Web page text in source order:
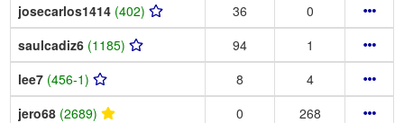
josecarlos1414 (402) 36
0
saulcadiz6 (1185) 94
1
lee7 (456-1) 8
4
jero68 (2689) 0
268